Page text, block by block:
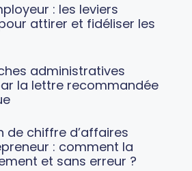
: les leviers
attirer et fidéliser les
administratives
la lettre recommandée
de chiffre d’affaires
: comment la
et sans erreur ?